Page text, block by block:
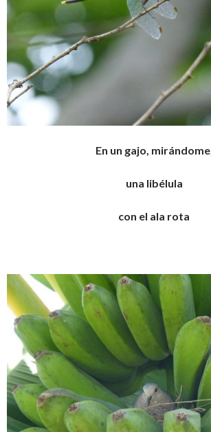
En un gajo, mirándome,
una libélula
con el ala rota